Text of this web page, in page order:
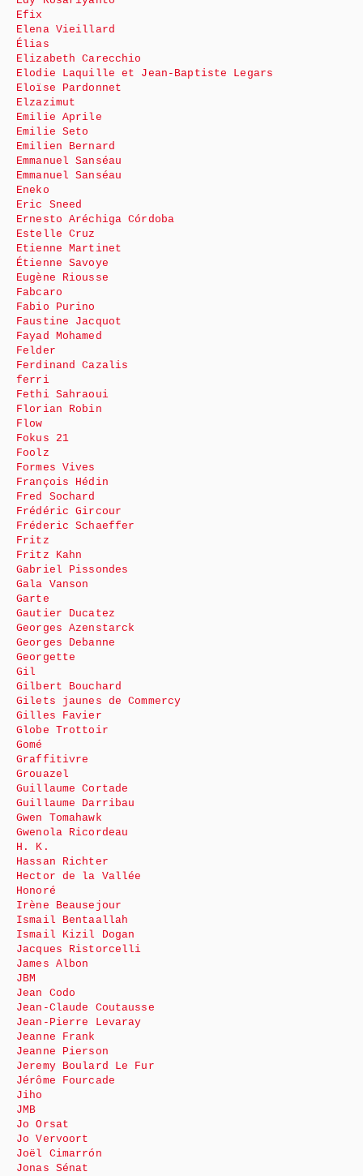
Efix
Elena Vieillard
Élias
Elizabeth Carecchio
Elodie Laquille et Jean-Baptiste Legars
Eloïse Pardonnet
Elzazimut
Emilie Aprile
Emilie Seto
Emilien Bernard
Emmanuel Sanséau
Emmanuel Sanséau
Eneko
Eric Sneed
Ernesto Aréchiga Córdoba
Estelle Cruz
Etienne Martinet
Étienne Savoye
Eugène Riousse
Fabcaro
Fabio Purino
Faustine Jacquot
Fayad Mohamed
Felder
Ferdinand Cazalis
ferri
Fethi Sahraoui
Florian Robin
Flow
Fokus 21
Foolz
Formes Vives
François Hédin
Fred Sochard
Frédéric Gircour
Fréderic Schaeffer
Fritz
Fritz Kahn
Gabriel Pissondes
Gala Vanson
Garte
Gautier Ducatez
Georges Azenstarck
Georges Debanne
Georgette
Gil
Gilbert Bouchard
Gilets jaunes de Commercy
Gilles Favier
Globe Trottoir
Gomé
Graffitivre
Grouazel
Guillaume Cortade
Guillaume Darribau
Gwen Tomahawk
Gwenola Ricordeau
H. K.
Hassan Richter
Hector de la Vallée
Honoré
Irène Beausejour
Ismail Bentaallah
Ismail Kizil Dogan
Jacques Ristorcelli
James Albon
JBM
Jean Codo
Jean-Claude Coutausse
Jean-Pierre Levaray
Jeanne Frank
Jeanne Pierson
Jeremy Boulard Le Fur
Jérôme Fourcade
Jiho
JMB
Jo Orsat
Jo Vervoort
Joël Cimarrón
Jonas Sénat